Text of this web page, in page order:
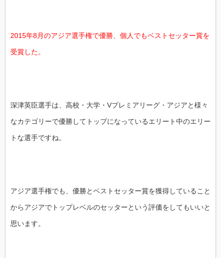
2015年8月のアジア選手権で優勝、個人でもベストセッター賞を
受賞した。
深津英臣選手は、高校・大学・Vプレミアリーグ・アジアと様々
なカテゴリーで優勝してトップになっているエリート中のエリー
トな選手ですね。
アジア選手権でも、優勝とベストセッター賞を獲得していること
からアジアでトップレベルのセッターという評価をしてもいいと
思います。